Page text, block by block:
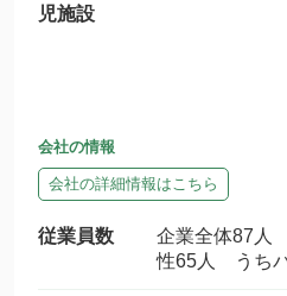
児施設
会社の情報
会社の詳細情報はこちら
従業員数
企業全体87
性65人 うち